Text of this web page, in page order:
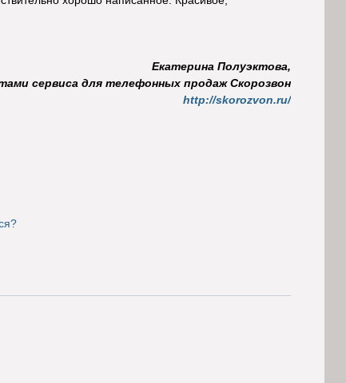
Екатерина Полуэктова,
сервиса для телефонных продаж Скорозвон
http://skorozvon.ru/